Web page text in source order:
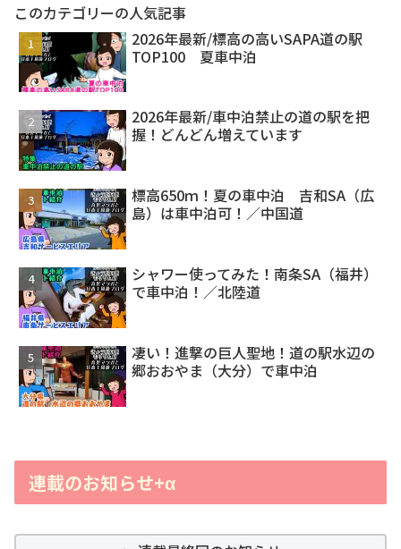
このカテゴリーの人気記事
2026年最新/標高の高いSAPA道の駅
TOP100 夏車中泊
2026年最新/車中泊禁止の道の駅を把
握！どんどん増えています
標高650ｍ！夏の車中泊 吉和SA（広
島）は車中泊可！／中国道
シャワー使ってみた！南条SA（福井）
で車中泊！／北陸道
凄い！進撃の巨人聖地！道の駅水辺の
郷おおやま（大分）で車中泊
連載のお知らせ+α